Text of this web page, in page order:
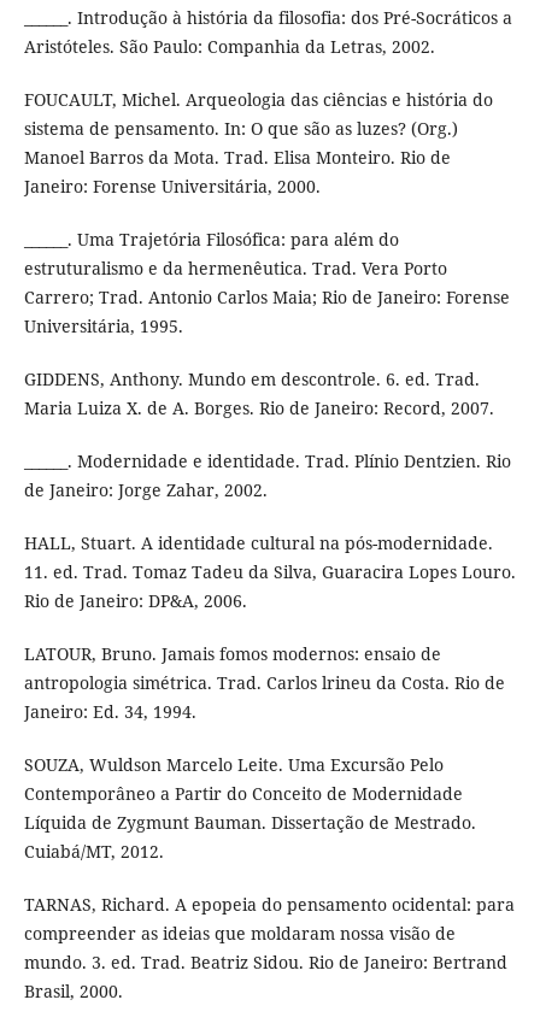
______. Introdução à história da filosofia: dos Pré-Socráticos a
Aristóteles. São Paulo: Companhia da Letras, 2002.
FOUCAULT, Michel. Arqueologia das ciências e história do
sistema de pensamento. In: O que são as luzes? (Org.)
Manoel Barros da Mota. Trad. Elisa Monteiro. Rio de
Janeiro: Forense Universitária, 2000.
______. Uma Trajetória Filosófica: para além do
estruturalismo e da hermenêutica. Trad. Vera Porto
Carrero; Trad. Antonio Carlos Maia; Rio de Janeiro: Forense
Universitária, 1995.
GIDDENS, Anthony. Mundo em descontrole. 6. ed. Trad.
Maria Luiza X. de A. Borges. Rio de Janeiro: Record, 2007.
______. Modernidade e identidade. Trad. Plínio Dentzien. Rio
de Janeiro: Jorge Zahar, 2002.
HALL, Stuart. A identidade cultural na pós-modernidade.
11. ed. Trad. Tomaz Tadeu da Silva, Guaracira Lopes Louro.
Rio de Janeiro: DP&A, 2006.
LATOUR, Bruno. Jamais fomos modernos: ensaio de
antropologia simétrica. Trad. Carlos lrineu da Costa. Rio de
Janeiro: Ed. 34, 1994.
SOUZA, Wuldson Marcelo Leite. Uma Excursão Pelo
Contemporâneo a Partir do Conceito de Modernidade
Líquida de Zygmunt Bauman. Dissertação de Mestrado.
Cuiabá/MT, 2012.
TARNAS, Richard. A epopeia do pensamento ocidental: para
compreender as ideias que moldaram nossa visão de
mundo. 3. ed. Trad. Beatriz Sidou. Rio de Janeiro: Bertrand
Brasil, 2000.